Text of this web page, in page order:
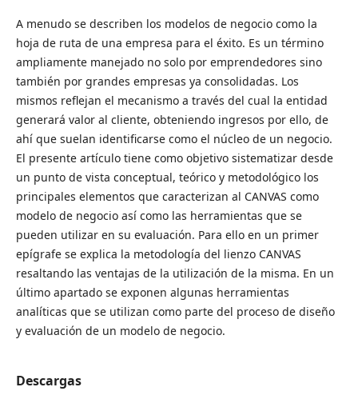
A menudo se describen los modelos de negocio como la
hoja de ruta de una empresa para el éxito. Es un término
ampliamente manejado no solo por emprendedores sino
también por grandes empresas ya consolidadas. Los
mismos reflejan el mecanismo a través del cual la entidad
generará valor al cliente, obteniendo ingresos por ello, de
ahí que suelan identificarse como el núcleo de un negocio.
El presente artículo tiene como objetivo sistematizar desde
un punto de vista conceptual, teórico y metodológico los
principales elementos que caracterizan al CANVAS como
modelo de negocio así como las herramientas que se
pueden utilizar en su evaluación. Para ello en un primer
epígrafe se explica la metodología del lienzo CANVAS
resaltando las ventajas de la utilización de la misma. En un
último apartado se exponen algunas herramientas
analíticas que se utilizan como parte del proceso de diseño
y evaluación de un modelo de negocio.
Descargas